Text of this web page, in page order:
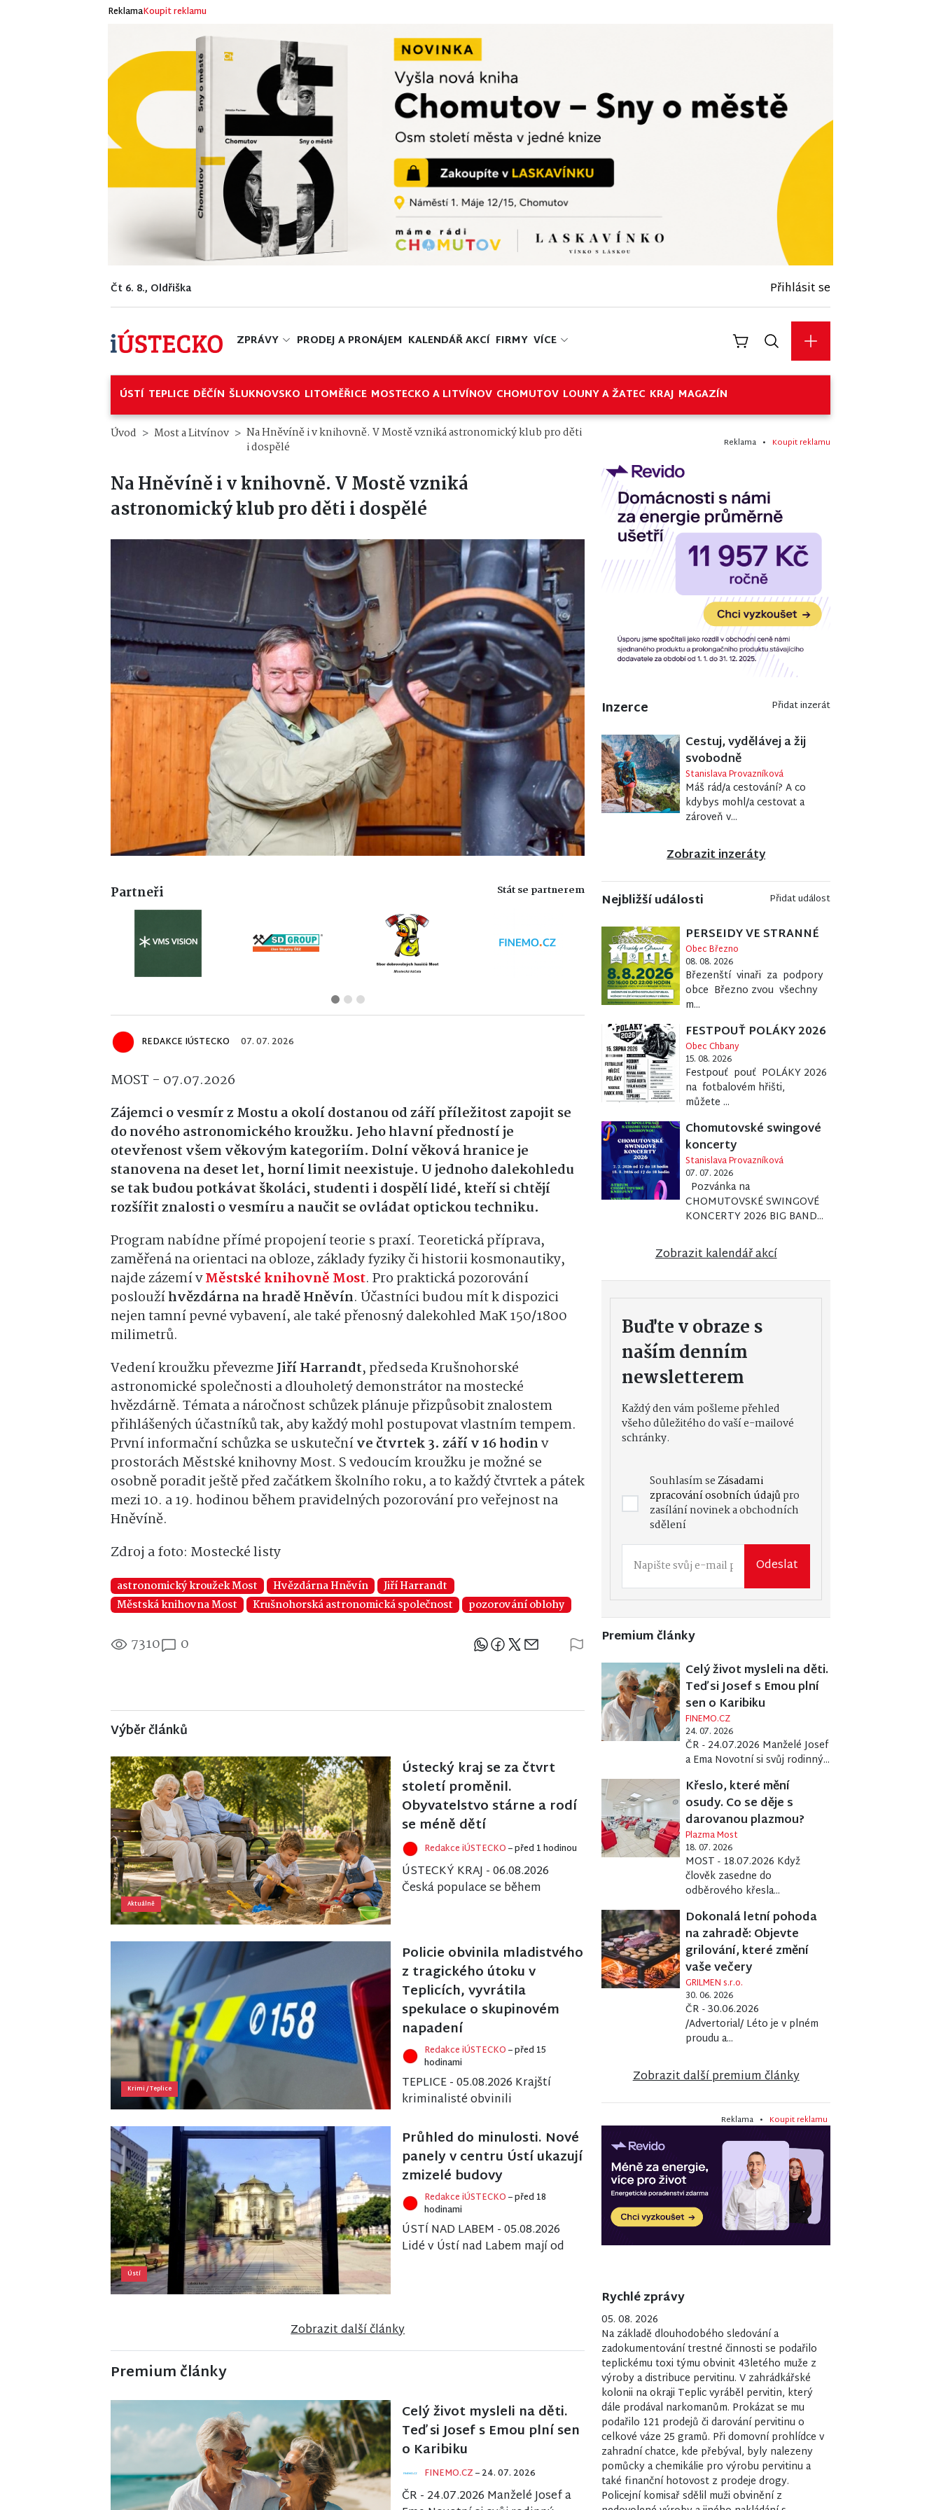
ReklamaKoupit reklamu
Čt 6. 8., Oldřiška Přihlásit se
ZPRÁVY PRODEJ A PRONÁJEM KALENDÁŘ AKCÍ FIRMY VÍCE
ÚSTÍ TEPLICE DĚČÍN ŠLUKNOVSKO LITOMĚŘICE MOSTECKO A LITVÍNOV CHOMUTOV LOUNY A ŽATEC KRAJ MAGAZÍN
Úvod Most a Litvínov
Na Hněvíně i v knihovně. V Mostě vzniká astronomický klub pro děti
i dospělé
Na Hněvíně i v knihovně. V Mostě vzniká
astronomický klub pro děti i dospělé
Partneři Stát se partnerem
REDAKCE IÚSTECKO 07. 07. 2026
MOST - 07.07.2026
Zájemci o vesmír z Mostu a okolí dostanou od září příležitost zapojit se
do nového astronomického kroužku. Jeho hlavní předností je
otevřenost všem věkovým kategoriím. Dolní věková hranice je
stanovena na deset let, horní limit neexistuje. U jednoho dalekohledu
se tak budou potkávat školáci, studenti i dospělí lidé, kteří si chtějí
rozšířit znalosti o vesmíru a naučit se ovládat optickou techniku.
Program nabídne přímé propojení teorie s praxí. Teoretická příprava,
zaměřená na orientaci na obloze, základy fyziky či historii kosmonautiky,
najde zázemí vMěstské knihovně Most. Pro praktická pozorování
posloužíhvězdárna na hradě Hněvín. Účastníci budou mít k dispozici
nejen tamní pevné vybavení, ale také přenosný dalekohled MaK 150/1800
milimetrů.
Vedení kroužku převezmeJiří Harrandt, předseda Krušnohorské
astronomické společnosti a dlouholetý demonstrátor na mostecké
hvězdárně. Témata a náročnost schůzek plánuje přizpůsobit znalostem
přihlášených účastníků tak, aby každý mohl postupovat vlastním tempem.
První informační schůzka se uskutečníve čtvrtek 3. září v 16 hodinv
prostorách Městské knihovny Most. S vedoucím kroužku je možné se
osobně poradit ještě před začátkem školního roku, a to každý čtvrtek a pátek
mezi 10. a 19. hodinou během pravidelných pozorování pro veřejnost na
Hněvíně.
Zdroj a foto: Mostecké listy
astronomický kroužek Most Hvězdárna Hněvín
Jiří Harrandt
Městská knihovna Most
Krušnohorská astronomická společnost pozorování oblohy
7310 0 Sdílejte článek
Výběr článků
Aktuálně
Ústecký kraj se za čtvrt
století proměnil.
Obyvatelstvo stárne a rodí
se méně dětí
Redakce iÚSTECKO– před 1 hodinou
ÚSTECKÝ KRAJ - 06.08.2026
Česká populace se během
Krimi /Teplice
Policie obvinila mladistvého
z tragického útoku v
Teplicích, vyvrátila
spekulace o skupinovém
napadení
Redakce iÚSTECKO– před 15
hodinami
TEPLICE - 05.08.2026 Krajští
kriminalisté obvinili
ublížení na zdraví a výtržnictví
v souvislosti s incid...
Ústí
Průhled do minulosti. Nové
panely v centru Ústí ukazují
zmizelé budovy
Redakce iÚSTECKO– před 18
hodinami
ÚSTÍ NAD LABEM - 05.08.2026
Lidé v Ústí nad Labem mají od
Zobrazit další články
Premium články
Celý život mysleli na děti.
Teď si Josef s Emou plní sen
o Karibiku
FINEMO.CZ– 24. 07. 2026
ČR - 24.07.2026 Manželé Josef a
Reklama • Koupit reklamu
Inzerce Přidat inzerát
Cestuj, vydělávej a žij
svobodně
Stanislava Provazníková
Máš rád/a cestování? A co
kdybys mohl/a cestovat a
zároveň v...
Zobrazit inzeráty
Nejbližší události Přidat událost
PERSEIDY VE STRANNÉ
Obec Březno
08. 08. 2026
Březenští vinaři za podpory
obce Březno zvou všechny
m...
FESTPOUŤ POLÁKY 2026
Obec Chbany
15. 08. 2026
Festpouť pouť POLÁKY 2026
na fotbalovém hřišti,
můžete ...
Chomutovské swingové
koncerty
Stanislava Provazníková
07. 07. 2026
Pozvánka na
CHOMUTOVSKÉ SWINGOVÉ
KONCERTY 2026 BIG BAND...
Zobrazit kalendář akcí
Buďte v obraze s
naším denním
newsletterem
Každý den vám pošleme přehled
všeho důležitého do vaší e-mailové
schránky.
Souhlasím seZásadami
zpracování osobních údajůpro
zasílání novinek a obchodních
sdělení
Odeslat
Premium články
Celý život mysleli na děti.
Teď si Josef s Emou plní
sen o Karibiku
FINEMO.CZ
24. 07. 2026
ČR - 24.07.2026 Manželé Josef
a Ema Novotní si svůj rodinný...
Křeslo, které mění
osudy. Co se děje s
darovanou plazmou?
Plazma Most
18. 07. 2026
MOST - 18.07.2026 Když
člověk zasedne do
odběrového křesla...
Dokonalá letní pohoda
na zahradě: Objevte
grilování, které změní
vaše večery
GRILMEN s.r.o.
30. 06. 2026
ČR - 30.06.2026
/Advertorial/ Léto je v plném
proudu a...
Zobrazit další premium články
Reklama • Koupit reklamu
Rychlé zprávy
05. 08. 2026
Na základě dlouhodobého sledování a
zadokumentování trestné činnosti se podařilo
teplickému toxi týmu obvinit 43letého muže z
výroby a distribuce pervitinu. V zahrádkářské
kolonii na okraji Teplic vyráběl pervitin, který
dále prodával narkomanům. Prokázat se mu
podařilo 121 prodejů či darování pervitinu o
celkové váze 25 gramů. Při domovní prohlídce v
zahradní chatce, kde přebýval, byly nalezeny
pomůcky a chemikálie pro výrobu pervitinu a
také finanční hotovost z prodeje drogy.
Policejní komisař sdělil muži obvinění z